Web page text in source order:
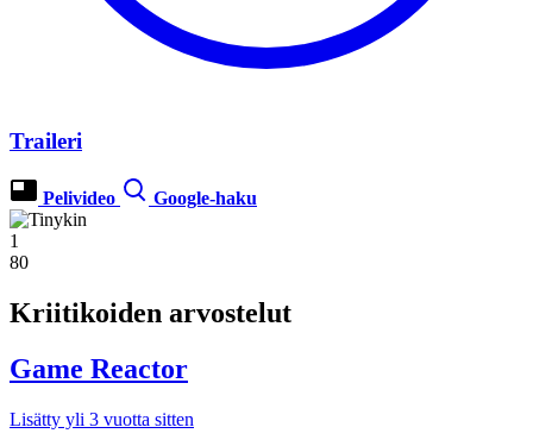
Traileri
Pelivideo Google-haku
1
80
Kriitikoiden arvostelut
Game Reactor
Lisätty yli 3 vuotta sitten